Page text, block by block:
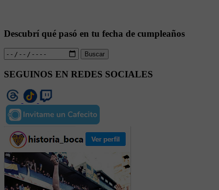
Descubrí qué pasó en tu fecha de cumpleaños
Buscar
SEGUINOS EN REDES SOCIALES